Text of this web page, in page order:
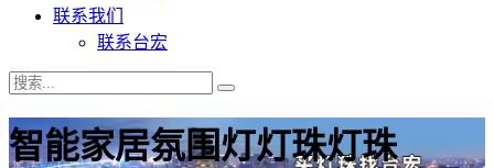
联系我们
联系台宏
智能家居氛围灯灯珠灯珠